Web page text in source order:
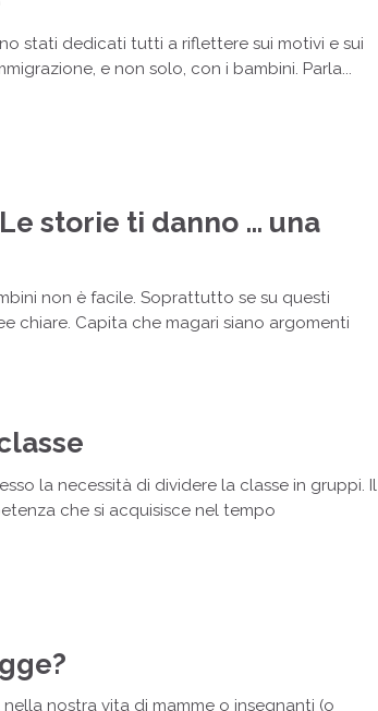
stati dedicati tutti a riflettere sui motivi e sui
e non solo, con i bambini. Parla...
storie ti danno … una
non è facile. Soprattutto se su questi
chiare. Capita che magari siano argomenti
la necessità di dividere la classe in gruppi. Il
che si acquisisce nel tempo
nostra vita di mamme o insegnanti (o